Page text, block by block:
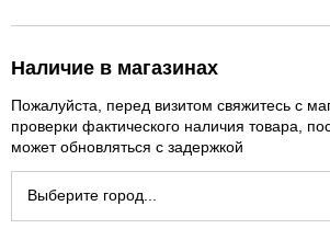
Наличие в магазинах
Пожалуйста, перед визитом свяжитесь с
проверки фактического наличия товара,
может обновляться с задержкой
Выберите город...